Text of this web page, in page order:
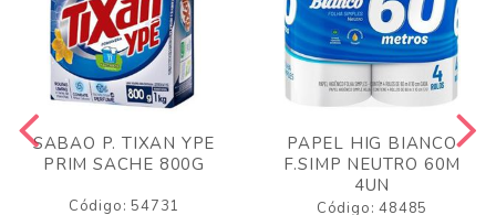
SABAO P. TIXAN YPE
PRIM SACHE 800G
Código: 54731
PAPEL HIG BIANCO
F.SIMP NEUTRO 60M
4UN
Código: 48485